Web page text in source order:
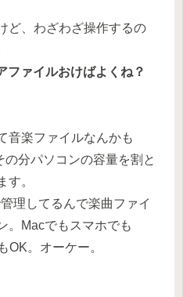
ど、わざわざ操作するの
ファイルおけばよくね？
音楽ファイルなんかも
分パソコンの容量を割と
す。
理してるんで楽曲ファイ
。Macでもスマホでも
OK。オーケー。